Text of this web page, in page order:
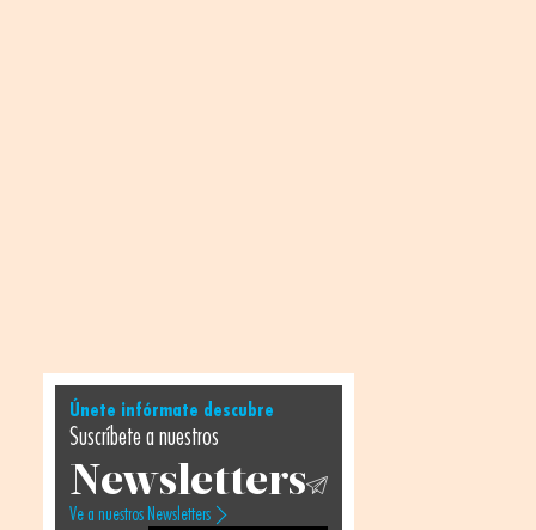
Únete infórmate descubre
Suscríbete a nuestros
Newsletters
Ve a nuestros Newsletters